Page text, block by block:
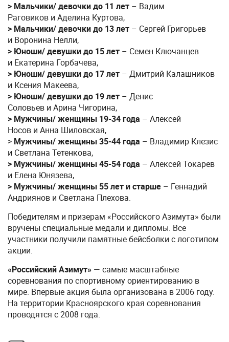
> Мальчики/ девочки до 11 лет – Вадим
Раговиков и Аделина Куртова,
> Мальчики/ девочки до 13 лет – Сергей Григорьев
и Воронина Нелли,
> Юноши/ девушки до 15 лет – Семен Ключанцев
и Екатерина Горбачева,
> Юноши/ девушки до 17 лет – Дмитрий Калашников
и Ксения Макеева,
> Юноши/ девушки до 19 лет – Денис
Соловьев и Арина Чигорина,
> Мужчины/ женщины 19-34 года – Алексей
Носов и Анна Шиловская,
> Мужчины/ женщины 35-44 года – Владимир Клезис
и Светлана Тетенкова,
> Мужчины/ женщины 45-54 года – Алексей Токарев
и Елена Юнязева,
> Мужчины/ женщины 55 лет и старше – Геннадий
Андриянов и Светлана Плехова.
Победителям и призерам «Российского Азимута» были
вручены специальные медали и дипломы. Все
участники получили памятные бейсболки с логотипом
акции.
«Российский Азимут» — самые масштабные
соревнования по спортивному ориентированию в
мире. Впервые акция была организована в 2006 году.
На территории Красноярского края соревнования
проводятся с 2008 года.